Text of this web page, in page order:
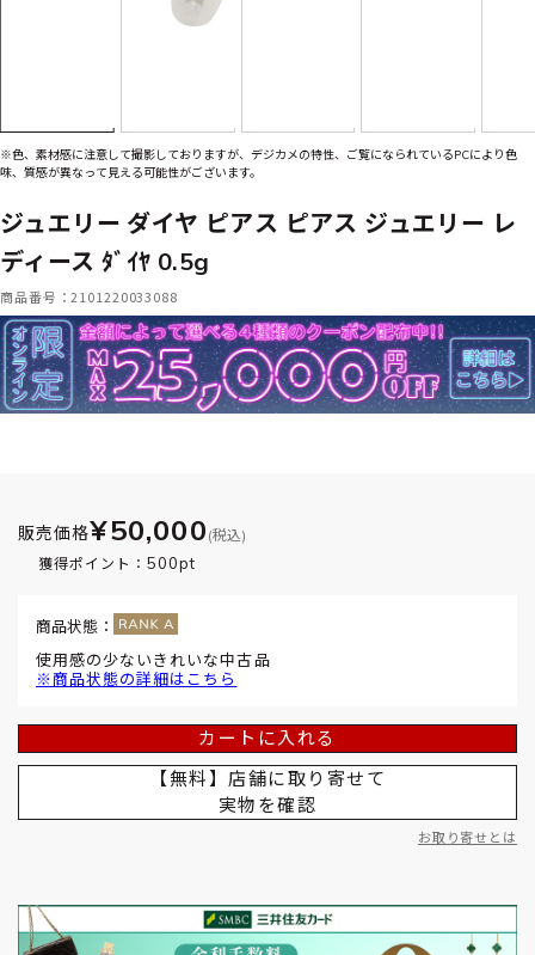
※色、素材感に注意して撮影しておりますが、デジカメの特性、ご覧になられているPCにより色
味、質感が異なって見える可能性がございます。
ジュエリー ダイヤ ピアス ピアス ジュエリー レ
ディース ﾀﾞｲﾔ 0.5g
商品番号：2101220033088
販売価格¥50,000 (税込)
獲得ポイント： 500pt
商品状態：
使用感の少ないきれいな中古品
※商品状態の詳細はこちら
カートに入れる
【無料】店舗に取り寄せて
実物を確認
お取り寄せとは